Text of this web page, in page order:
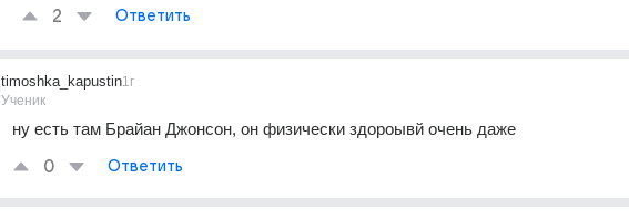
2 Ответить
timoshka_kapustin
Ученик
1г
ну есть там Брайан Джонсон, он физически здороывй очень даже
0 Ответить